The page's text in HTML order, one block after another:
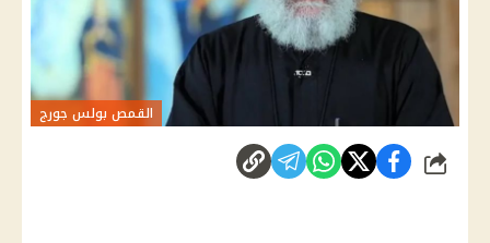
القمص بولس جورج
شارك